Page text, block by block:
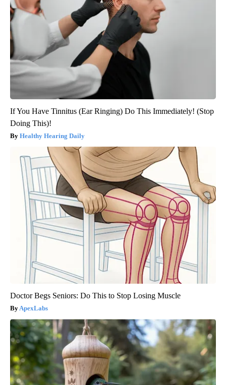
If You Have Tinnitus (Ear Ringing) Do This Immediately! (Stop
Doing This)!
Healthy Hearing Daily
Doctor Begs Seniors: Do This to Stop Losing Muscle
ApexLabs